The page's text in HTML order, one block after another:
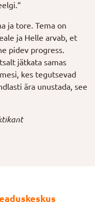
ja tore. Tema on
ja Helle arvab, et
pidev progress.
jätkata samas
kes tegutsevad
ära unustada, see